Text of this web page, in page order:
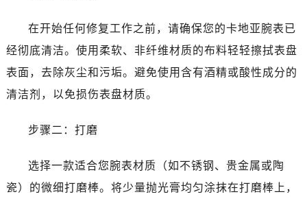
在开始任何修复工作之前，请确保您的卡地亚腕表已
经彻底清洁。使用柔软、非纤维材质的布料轻轻擦拭表盘
表面，去除灰尘和污垢。避免使用含有酒精或酸性成分的
清洁剂，以免损伤表盘材质。
步骤二：打磨
选择一款适合您腕表材质（如不锈钢、贵金属或陶
瓷）的微细打磨棒。将少量抛光膏均匀涂抹在打磨棒上，